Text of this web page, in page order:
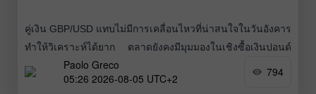
คู่เงิน GBP/USD แทบไม่มีการเคลื่อนไหวที่น่าสนใจในวันอังคาร
ทำให้วิเคราะห์ได้ยาก ตลาดยังคงมีมุมมองในเชิงซื้อเงินปอนด์
อังกฤษ เนื่องจากเริ่มรู้สึกผิดหวังกับ Federal Reserve และ
ดอลลาร์ ให้ย้อนนึกว่าประมาณเดือนครึ่งก่อนหน้านี้ ตลาดยัง
Paolo Greco
05:26 2026-08-05 UTC+2
794